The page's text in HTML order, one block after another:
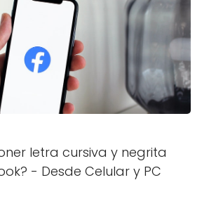
letra cursiva y negrita
- Desde Celular y PC